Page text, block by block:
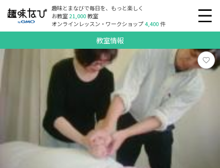
趣味とまなびで毎日を、もっと楽しく
お教室21,000教室
オンラインレッスン・ワークショップ4,400件
教室情報